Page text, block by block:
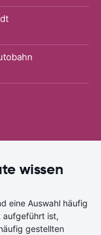
wissen
eine Auswahl häufig
aufgeführt ist,
gestellten